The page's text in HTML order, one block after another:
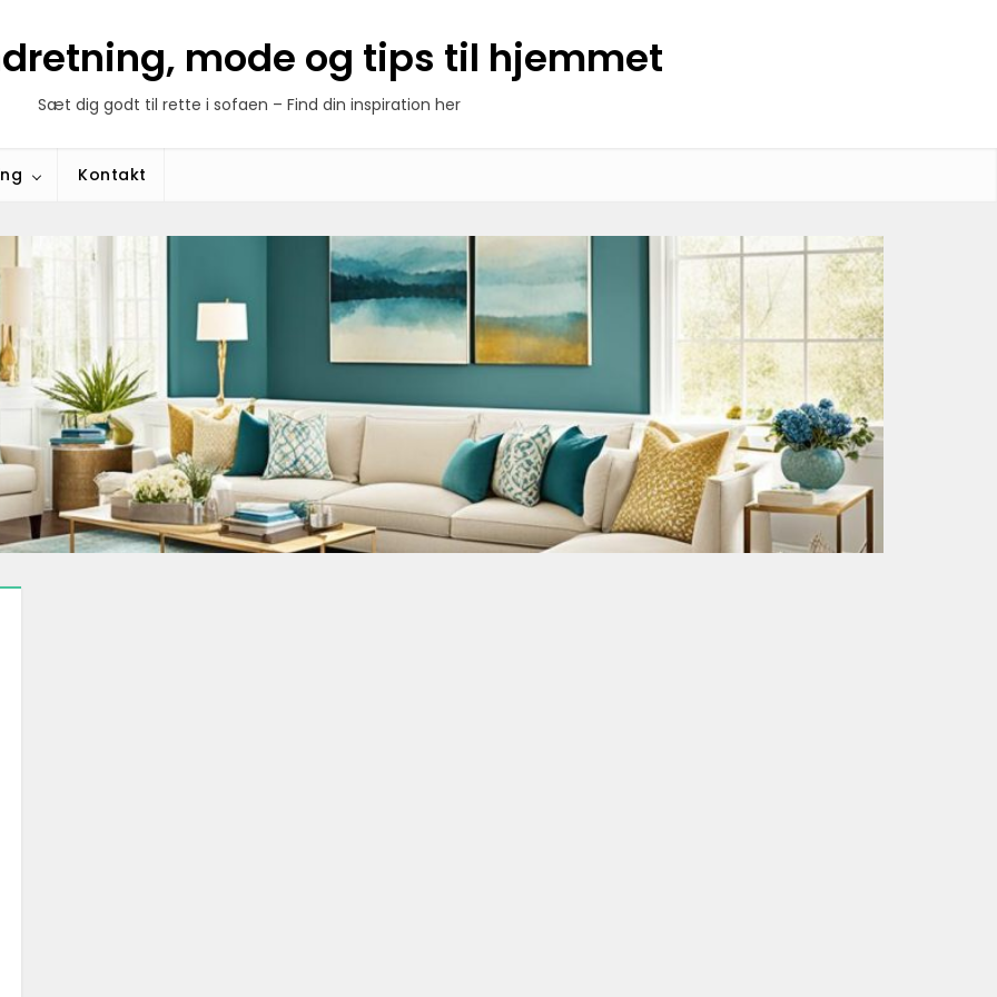
mode og tips til hjemmet
Sæt dig godt til rette i sofaen – Find din inspiration her
Kontakt